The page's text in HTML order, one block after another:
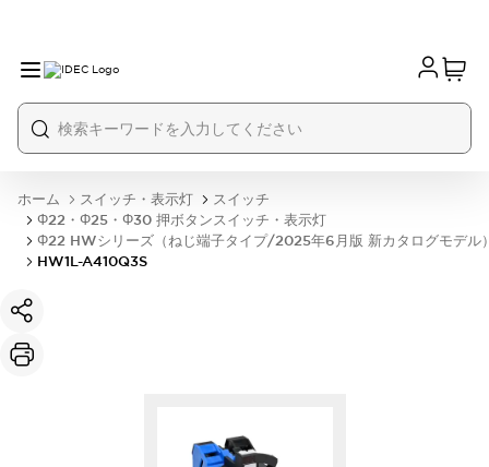
ホーム スイッチ・表示灯
スイッチ
Φ22・Φ25・Φ30 押ボタンスイッチ・表示灯
Φ22 HWシリーズ（ねじ端子タイプ/2025年6月版 新カタログモデル
HW1L-A410Q3S